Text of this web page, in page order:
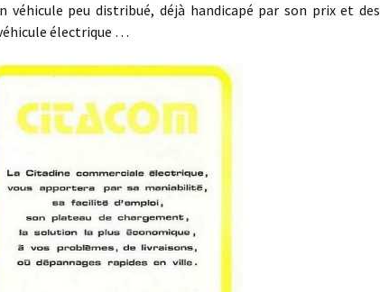
véhicule peu distribué, déjà handicapé par son prix et des
électrique …